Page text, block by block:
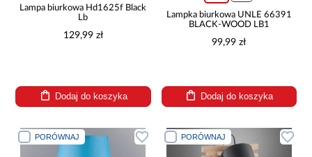
Lampa biurkowa Hd1625f Black
Lb
129,99 zł
Dodaj do koszyka
Lampka biurkowa UNLE 66391
BLACK-WOOD LB1
99,99 zł
Dodaj do koszyka
PORÓWNAJ PORÓWNAJ